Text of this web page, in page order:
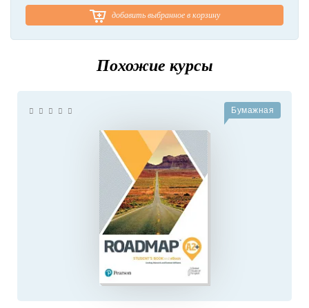
добавить выбранное в корзину
Похожие курсы
Бумажная